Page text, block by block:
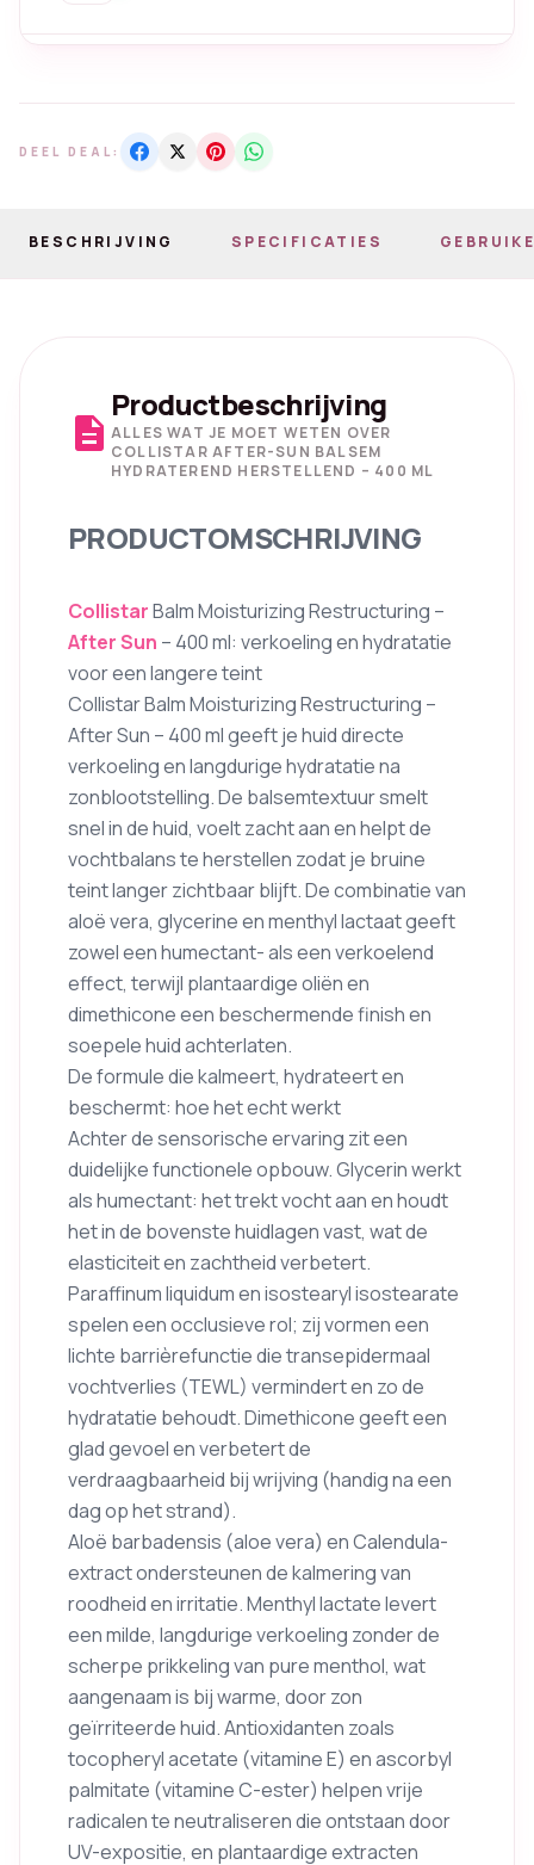
DEEL DEAL:
BESCHRIJVING SPECIFICATIES
description
Productbeschrijving
ALLES WAT JE MOET WETEN OVER
COLLISTAR AFTER-SUN BALSEM
HYDRATEREND HERSTELLEND – 400 ML
PRODUCTOMSCHRIJVING
CollistarBalm Moisturizing Restructuring –
After Sun – 400 ml: verkoeling en hydratatie
voor een langere teint
Collistar Balm Moisturizing Restructuring –
After Sun – 400 ml geeft je huid directe
verkoeling en langdurige hydratatie na
zonblootstelling. De balsemtextuur smelt
snel in de huid, voelt zacht aan en helpt de
vochtbalans te herstellen zodat je bruine
teint langer zichtbaar blijft. De combinatie van
aloë vera, glycerine en menthyl lactaat geeft
zowel een humectant- als een verkoelend
effect, terwijl plantaardige oliën en
dimethicone een beschermende finish en
soepele huid achterlaten.
De formule die kalmeert, hydrateert en
beschermt: hoe het echt werkt
Achter de sensorische ervaring zit een
duidelijke functionele opbouw. Glycerin werkt
als humectant: het trekt vocht aan en houdt
het in de bovenste huidlagen vast, wat de
elasticiteit en zachtheid verbetert.
Paraffinum liquidum en isostearyl isostearate
spelen een occlusieve rol; zij vormen een
lichte barrièrefunctie die transepidermaal
vochtverlies (TEWL) vermindert en zo de
hydratatie behoudt. Dimethicone geeft een
glad gevoel en verbetert de
verdraagbaarheid bij wrijving (handig na een
dag op het strand).
Aloë barbadensis (aloe vera) en Calendula-
extract ondersteunen de kalmering van
roodheid en irritatie. Menthyl lactate levert
een milde, langdurige verkoeling zonder de
scherpe prikkeling van pure menthol, wat
aangenaam is bij warme, door zon
geïrriteerde huid. Antioxidanten zoals
tocopheryl acetate (vitamine E) en ascorbyl
palmitate (vitamine C-ester) helpen vrije
radicalen te neutraliseren die ontstaan door
UV-expositie, en plantaardige extracten